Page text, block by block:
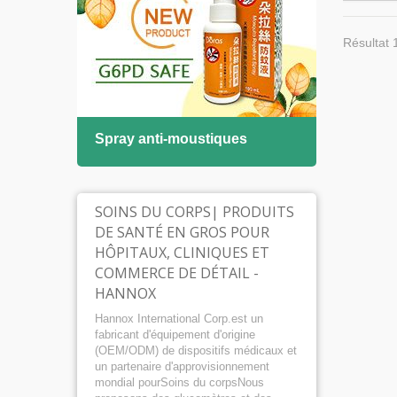
Spray anti-moustiques
SOINS DU CORPS| PRODUITS
DE SANTÉ EN GROS POUR
HÔPITAUX, CLINIQUES ET
COMMERCE DE DÉTAIL -
HANNOX
Hannox International Corp.est un
fabricant d'équipement d'origine
(OEM/ODM) de dispositifs médicaux et
un partenaire d'approvisionnement
mondial pourSoins du corpsNous
Résultat